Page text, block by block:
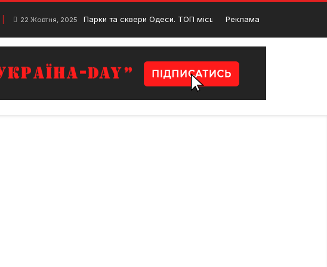
22 Жовтня, 2025 Парки та сквери Одеси. ТОП місць для відпочинку в місті
Реклама